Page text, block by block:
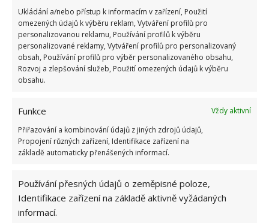
Ukládání a/nebo přístup k informacím v zařízení, Použití
omezených údajů k výběru reklam, Vytváření profilů pro
personalizovanou reklamu, Používání profilů k výběru
personalizované reklamy, Vytváření profilů pro personalizovaný
obsah, Používání profilů pro výběr personalizovaného obsahu,
Rozvoj a zlepšování služeb, Použití omezených údajů k výběru
obsahu.
Funkce
Vždy aktivní
Přiřazování a kombinování údajů z jiných zdrojů údajů,
Propojení různých zařízení, Identifikace zařízení na
základě automaticky přenášených informací.
Používání přesných údajů o zeměpisné poloze,
Identifikace zařízení na základě aktivně vyžádaných
informací.
20 000 lidí. Původ vzniku je spojený s tím, že
v Turecku docházelo k pronásledování křesťanů a ti
se tak důmyslně ukryly pod zem, kde mohli dlouhou
dobu bez problémů přežívat. A jelikož se jedná o
skutečně unikátní místo s významnou historickou
hodnotou, byly některé části otevřeny veřejnosti,
Z místa se tak zcela logicky stala vyhledávaná
turistická atrakce.